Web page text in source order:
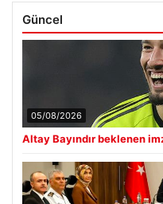
Güncel
05/08/2026
Altay Bayındır beklenen